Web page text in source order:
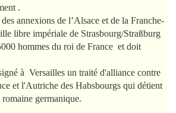
.
annexions de l’Alsace et de la Franche-
libre impériale de Strasbourg/Straßburg
hommes du roi de France et doit
à Versailles un traité d'alliance contre
et l'Autriche des Habsbourgs qui détient
germanique.